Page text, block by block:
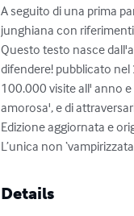
A seguito di una prima
junghiana con
Questo testo nasce
difendere! pubblicato
100.000 visite all' anno
amorosa', e di
Edizione aggiornata e
L’unica non
Details